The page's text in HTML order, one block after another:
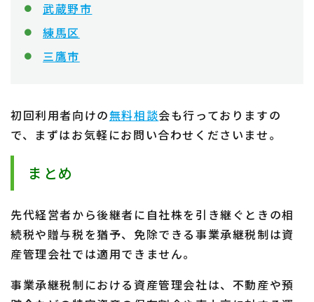
武蔵野市
練馬区
三鷹市
初回利用者向けの無料相談会も行っておりますの
で、まずはお気軽にお問い合わせくださいませ。
まとめ
先代経営者から後継者に自社株を引き継ぐときの相
続税や贈与税を猶予、免除できる事業承継税制は資
産管理会社では適用できません。
事業承継税制における資産管理会社は、不動産や預